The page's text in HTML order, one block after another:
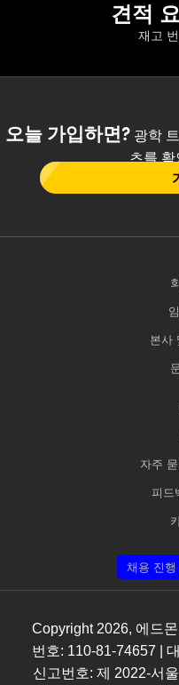
견적
재고
오늘 가입하면?광학 트
츠를 확
본사
자주
피드
채용 진행
Copyright 2026, 에드
번호: 110-81-74657 |
신고번호: 제 2022-서